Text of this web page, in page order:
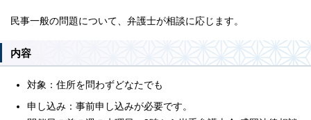
民事一般の問題について、弁護士が相談に応じます。
内容
対象：住所を問わずどなたでも
申し込み：事前申し込みが必要です。